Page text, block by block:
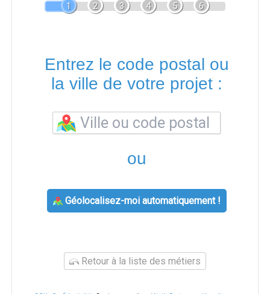
1 2 3 4 5 6
Entrez le code postal ou
la ville de votre projet :
ou
Géolocalisez-moi automatiquement !
Retour à la liste des métiers